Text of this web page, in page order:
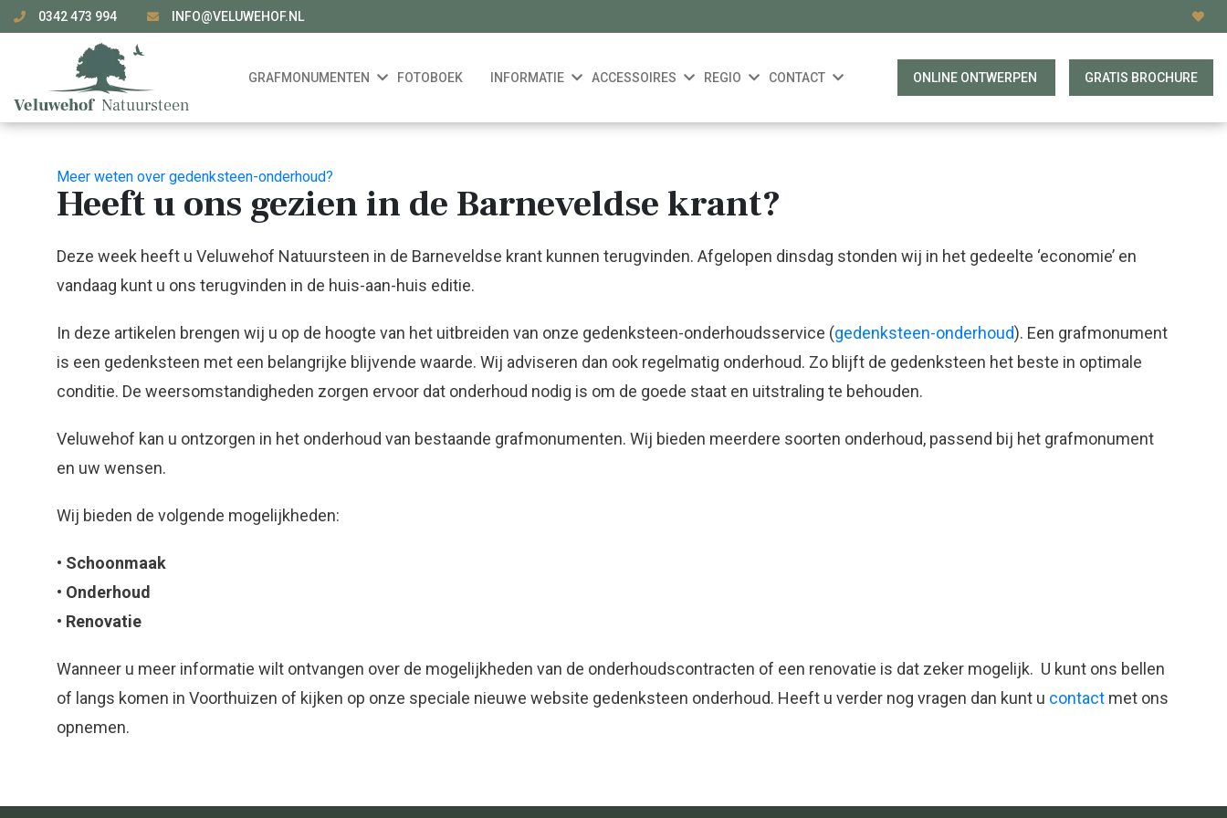
0342 473 994 INFO@VELUWEHOF.NL
GRAFMONUMENTEN FOTOBOEK INFORMATIE ACCESSOIRES REGIO CONTACT ONLINE ONTWERPEN GRATIS BROCHURE
Meer weten over gedenksteen-onderhoud?
Heeft u ons gezien in de Barneveldse krant?
Deze week heeft u Veluwehof Natuursteen in de Barneveldse krant kunnen terugvinden. Afgelopen dinsdag stonden wij in het gedeelte ‘economie’ en
vandaag kunt u ons terugvinden in de huis-aan-huis editie.
In deze artikelen brengen wij u op de hoogte van het uitbreiden van onze gedenksteen-onderhoudsservice (gedenksteen-onderhoud). Een grafmonument
is een gedenksteen met een belangrijke blijvende waarde. Wij adviseren dan ook regelmatig onderhoud. Zo blijft de gedenksteen het beste in optimale
conditie. De weersomstandigheden zorgen ervoor dat onderhoud nodig is om de goede staat en uitstraling te behouden.
Veluwehof kan u ontzorgen in het onderhoud van bestaande grafmonumenten. Wij bieden meerdere soorten onderhoud, passend bij het grafmonument
en uw wensen.
Wij bieden de volgende mogelijkheden:
• Schoonmaak
• Onderhoud
• Renovatie
Wanneer u meer informatie wilt ontvangen over de mogelijkheden van de onderhoudscontracten of een renovatie is dat zeker mogelijk. U kunt ons bellen
of langs komen in Voorthuizen of kijken op onze speciale nieuwe website gedenksteen onderhoud. Heeft u verder nog vragen dan kunt u contact met ons
opnemen.